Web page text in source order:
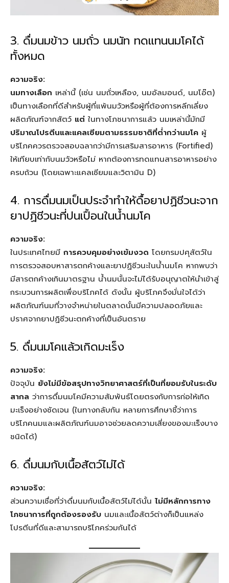
3. ดื่มนมข้าว นมถั่ว นมนัท ทดแทนนมโคได้
ทั้งหมด
ความจริง:
นมทางเลือก เหล่านี้ (เช่น นมถั่วเหลือง, นมอัลมอนด์, นมโอ๊ต)
เป็นทางเลือกที่ดีสำหรับผู้ที่แพ้นมวัวหรือผู้ที่ต้องการหลีกเลี่ยง
ผลิตภัณฑ์จากสัตว์ แต่ ในทางโภชนาการแล้ว นมเหล่านี้มักมี
ปริมาณโปรตีนและแคลเซียมตามธรรมชาติที่ต่ำกว่านมโค ผู้
บริโภคควรตรวจสอบฉลากว่ามีการเสริมสารอาหาร (Fortified)
ให้เทียบเท่ากับนมวัวหรือไม่ หากต้องการทดแทนสารอาหารอย่าง
ครบถ้วน (โดยเฉพาะแคลเซียมและวิตามิน D)
4. การดื่มนมเป็นประจำทำให้ดื้อยาปฏิชีวนะจาก
ยาปฏิชีวนะที่ปนเปื้อนในน้ำนมโค
ความจริง:
ในประเทศไทยมี การควบคุมอย่างเข้มงวด โดยกรมปศุสัตว์ใน
การตรวจสอบหาสารตกค้างและยาปฏิชีวนะในน้ำนมโค หากพบว่า
มีสารตกค้างเกินมาตรฐาน น้ำนมนั้นจะไม่ได้รับอนุญาตให้นำเข้าสู่
กระบวนการผลิตเพื่อบริโภคได้ ดังนั้น ผู้บริโภคจึงมั่นใจได้ว่า
ผลิตภัณฑ์นมที่วางจำหน่ายในตลาดนั้นมีความปลอดภัยและ
ปราศจากยาปฏิชีวนะตกค้างที่เป็นอันตราย
5. ดื่มนมโคแล้วเกิดมะเร็ง
ความจริง:
ปัจจุบัน ยังไม่มีข้อสรุปทางวิทยาศาสตร์ที่เป็นที่ยอมรับในระดับ
สากล ว่าการดื่มนมโคมีความสัมพันธ์โดยตรงกับการก่อให้เกิด
มะเร็งอย่างชัดเจน (ในทางกลับกัน หลายการศึกษาชี้ว่าการ
บริโภคนมและผลิตภัณฑ์นมอาจช่วยลดความเสี่ยงของมะเร็งบาง
ชนิดได้)
6. ดื่มนมกับเนื้อสัตว์ไม่ได้
ความจริง:
ส่วนความเชื่อที่ว่าดื่มนมกับเนื้อสัตว์ไม่ได้นั้น ไม่มีหลักการทาง
โภชนาการที่ถูกต้องรองรับ นมและเนื้อสัตว์ต่างก็เป็นแหล่ง
โปรตีนที่ดีและสามารถบริโภคร่วมกันได้